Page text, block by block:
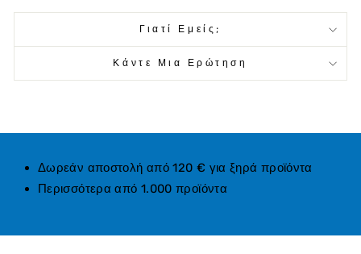
Γιατί Εμείς;
Κάντε Μια Ερώτηση
Δωρεάν αποστολή από 120 € για ξηρά προϊόντα
Περισσότερα από 1.000 προϊόντα